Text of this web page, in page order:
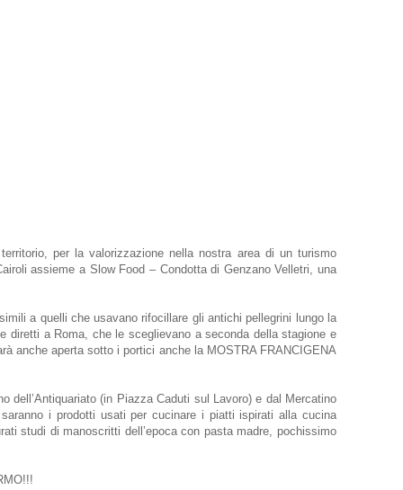
per la valorizzazione nella nostra area di un turismo
assieme a Slow Food – Condotta di Genzano Velletri, una
a quelli che usavano rifocillare gli antichi pellegrini lungo la
diretti a Roma, che le sceglievano a seconda della stagione e
anche aperta sotto i portici anche la MOSTRA FRANCIGENA
dell’Antiquariato (in Piazza Caduti sul Lavoro) e dal Mercatino
i prodotti usati per cucinare i piatti ispirati alla cucina
studi di manoscritti dell’epoca con pasta madre, pochissimo